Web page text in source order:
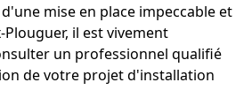
mise en place impeccable et
Plouguer, il est vivement
un professionnel qualifié
de votre projet d'installation